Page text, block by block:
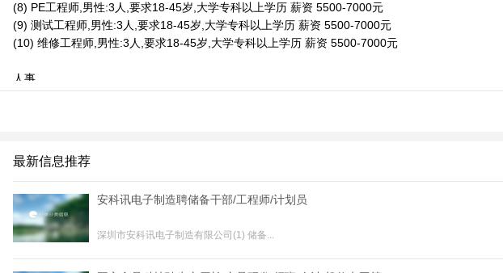
(8) PE工程师,男性:3人,要求18-45岁,大学专科以上学历 薪资 5500-7000元
(9) 测试工程师,男性:3人,要求18-45岁,大学专科以上学历 薪资 5500-7000元
(10) 维修工程师,男性:3人,要求18-45岁,大学专科以上学历 薪资 5500-7000元
人事
最新信息推荐
安科讯电子制造聘储备干部/工程师/计划员
深圳市安科讯电子制造有限公司(1) 储备...